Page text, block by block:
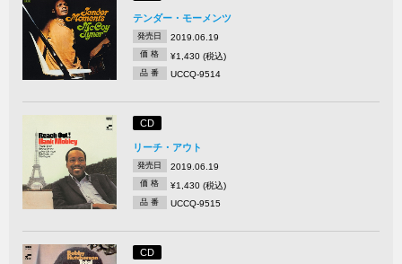
テンダー・モーメンツ
発売日 2019.06.19
価 格 ¥1,430 (税込)
品 番 UCCQ-9514
CD
リーチ・アウト
発売日 2019.06.19
価 格 ¥1,430 (税込)
品 番 UCCQ-9515
CD